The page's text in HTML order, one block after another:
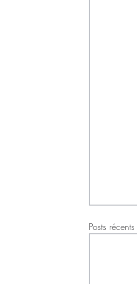
Posts récents